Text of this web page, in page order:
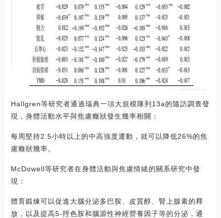
Hallgren等研究者通過瑞典一項大規模隊列13a的隨訪調查發
現，身體活動水平與焦慮癥狀發生幾率相關：
每周堅持2.5小時以上的中高強度運動，就可以降低26%的焦
慮癥狀幾率。
McDowell等研究者在身體活動與焦慮情緒的關系研究中發
現：
體育鍛煉可以促進大腦分泌多巴胺、皮質醇、腎上腺素的釋
放，以及提高5-羥色胺和腦源性神經營養因子等的分泌，通